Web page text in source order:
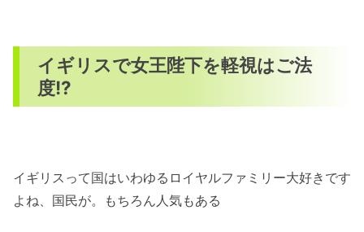
イギリスで女王陛下を軽視はご法
度!?
イギリスって国はいわゆるロイヤルファミリー大好きです
よね、国民が。もちろん人気もある